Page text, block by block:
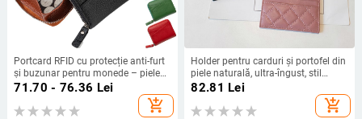
Portcard RFID cu protecție anti-furt
și buzunar pentru monede – piele
naturală, primul strat de piele de
71.70 - 76.36 Lei
add_shopping_cart
Holder pentru carduri și portofel din
piele naturală, ultra-îngust, stil
urban minimalist, Yaoyun baba,
82.81 Lei
add_shopping_cart